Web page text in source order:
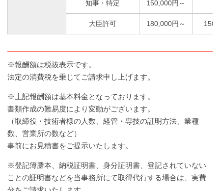
知事・特定 150,000円～
大臣許可 180,000円～
※報酬額は税抜表示です。
法定の消費税を乗じてご請求申し上げます。
※上記報酬額は基本料金となっております。
書類作成の難易度により変動がございます。
（取締役・技術者様の人数、経管・専技の証明方法、業種
数、営業所の数など）
事前にお見積書をご提示いたします。
※登記簿謄本、納税証明書、身分証明書、登記されていない
ことの証明書などを当事務所にて取得代行する場合は、実費